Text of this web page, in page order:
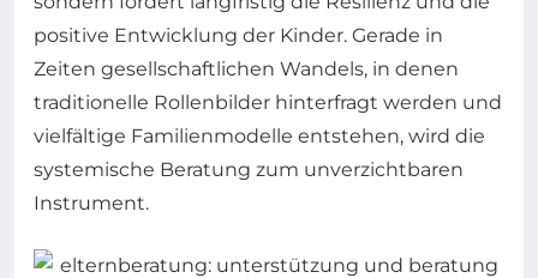
positive Entwicklung der Kinder. Gerade in
Zeiten gesellschaftlichen Wandels, in denen
traditionelle Rollenbilder hinterfragt werden und
vielfältige Familienmodelle entstehen, wird die
systemische Beratung zum unverzichtbaren
Instrument.